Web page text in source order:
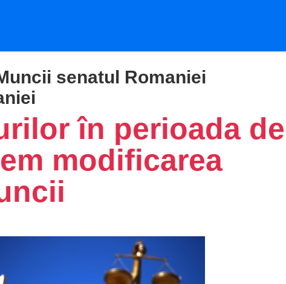
senatul Romaniei
în perioada de
modificarea